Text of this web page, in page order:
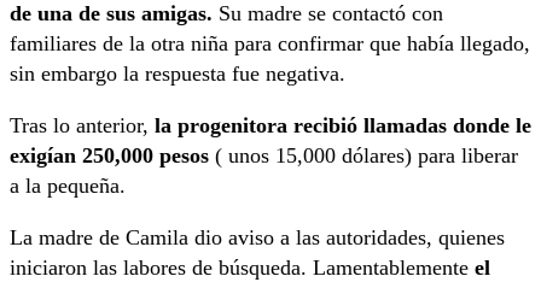
de una de sus amigas. Su madre se contactó con
familiares de la otra niña para confirmar que había llegado,
sin embargo la respuesta fue negativa.
Tras lo anterior, la progenitora recibió llamadas donde le
exigían 250,000 pesos ( unos 15,000 dólares) para liberar
a la pequeña.
La madre de Camila dio aviso a las autoridades, quienes
iniciaron las labores de búsqueda. Lamentablemente el